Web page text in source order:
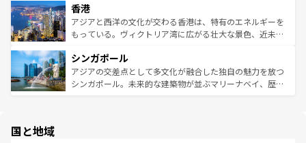
とつ。フォーやバインミー、ベトナムコーヒーなどは、ぜ
ひ現地で味わいたい。どの地域を訪れてもあたたかい人々
が旅行者を迎えてくれるので、きっと忘れられない旅にな
参照してほしい。
の活気が交差している。北部ではチェンマイなどの山岳地
帯で自然と触れ合い、南部ではプーケットやクラビの美し
いビーチでリゾート気分を楽しむことができる。タイ料理
激する。気候は一年中温暖で、どの季節にも異なる楽しみ
が待っている。親しみやすいタイの人々、仏教を中心とし
た文化、そして多様な観光資源が、訪れる旅人を魅了し続
香港
アジアと西洋の文化が交わる香港は、特有のエネルギーを
もっている。ヴィクトリア湾に広がる壮大な景色、近未来
み、どこを訪れても感動するはず。観光スポットが密集し
ており、効率よく見どころを回れるのも魅力。息をのむよ
うな絶景から文化的な体験まで、香港を存分に楽しみ尽く
シンガポール
アジアの交差点として多文化が融合した独自の魅力を放つ
シンガポール。未来的な建築物が並ぶマリーナベイ、歴史
国と地域